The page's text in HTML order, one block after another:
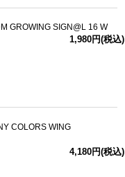
GROWING SIGN@L 16 W
1,980円(税込)
COLORS WING
4,180円(税込)